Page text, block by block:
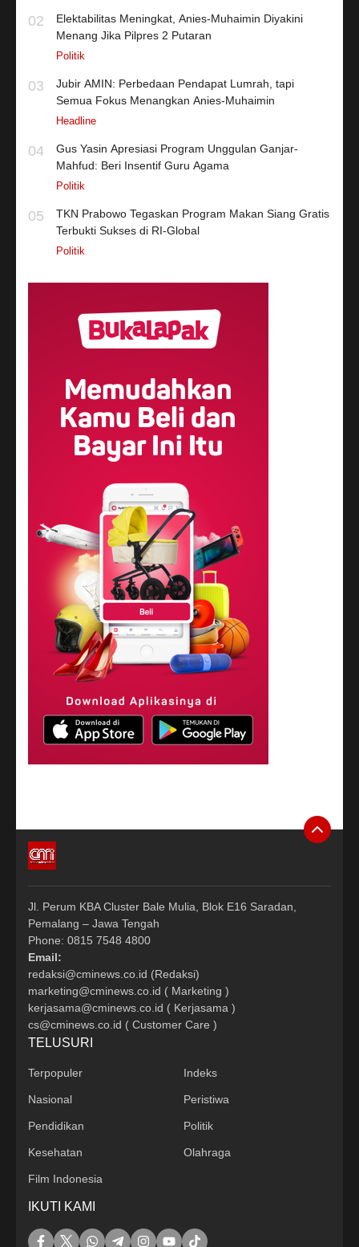
02
Elektabilitas Meningkat, Anies-Muhaimin Diyakini
Menang Jika Pilpres 2 Putaran
Politik
03
Jubir AMIN: Perbedaan Pendapat Lumrah, tapi
Semua Fokus Menangkan Anies-Muhaimin
Headline
04
Gus Yasin Apresiasi Program Unggulan Ganjar-
Mahfud: Beri Insentif Guru Agama
Politik
05
TKN Prabowo Tegaskan Program Makan Siang Gratis
Terbukti Sukses di RI-Global
Politik
Jl. Perum KBA Cluster Bale Mulia, Blok E16 Saradan,
Pemalang – Jawa Tengah
Phone: 0815 7548 4800
Email:
redaksi@cminews.co.id (Redaksi)
marketing@cminews.co.id ( Marketing )
kerjasama@cminews.co.id ( Kerjasama )
cs@cminews.co.id ( Customer Care )
TELUSURI
Terpopuler Indeks
Nasional Peristiwa
Pendidikan Politik
Kesehatan Olahraga
Film Indonesia
IKUTI KAMI